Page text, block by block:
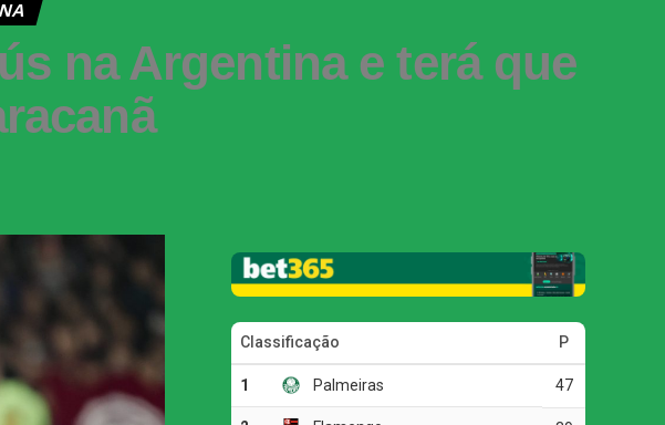
na Argentina e terá que